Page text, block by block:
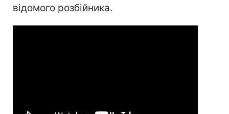
відомого розбійника.